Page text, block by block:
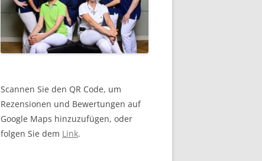
Scannen Sie den QR Code, um
Rezensionen und Bewertungen auf
Google Maps hinzuzufügen, oder
folgen Sie dem Link.